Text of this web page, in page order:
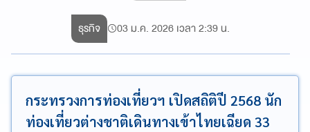
ธุรกิจ 03 ม.ค. 2026 เวลา 2:39 น.
กระทรวงการท่องเที่ยวฯ เปิดสถิติปี 2568 นัก
ท่องเที่ยวต่างชาติเดินทางเข้าไทยเฉียด 33